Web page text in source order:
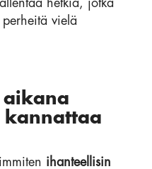
hetkiä, jotka
vielä
kannattaa
ihanteellisin